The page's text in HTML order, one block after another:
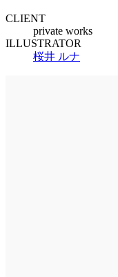
CLIENT
private works
ILLUSTRATOR
桜井 ルナ